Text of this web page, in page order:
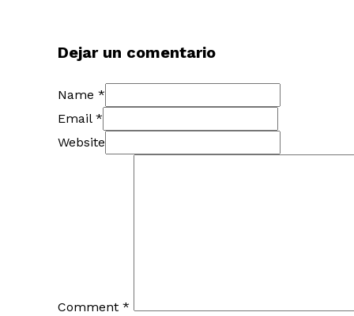
Dejar un comentario
Name *
Email *
Website
Comment *